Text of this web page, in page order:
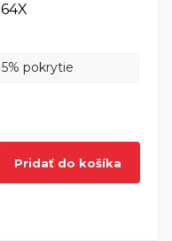
pokrytie
Pridať do košíka